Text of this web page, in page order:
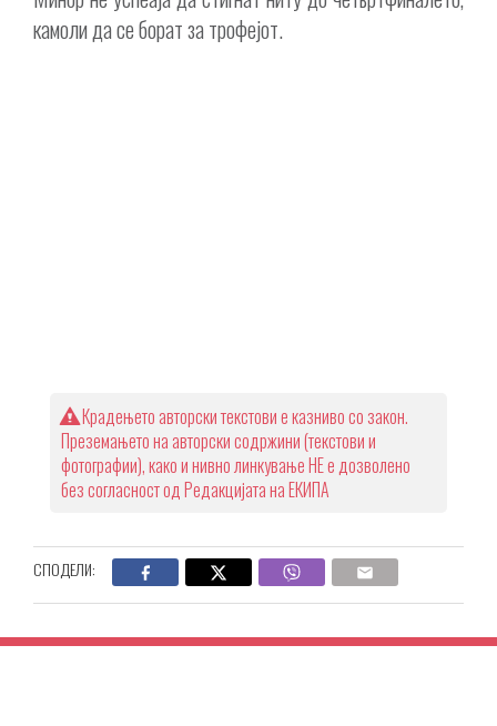
камоли да се борат за трофејот.
Крадењето авторски текстови е казниво со закон.
Преземањето на авторски содржини (текстови и
фотографии), како и нивно линкување НЕ е дозволено
без согласност од Редакцијата на ЕКИПА
СПОДЕЛИ: